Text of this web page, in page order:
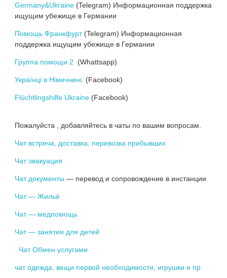
Germany&Ukraine(Telegram) Информационная поддержка
ищущим убежище в Германии
Помощь Франкфурт(Telegram) Информационная
поддержка ищущим убежище в Германии
Группа помощи 2 (Whattsapp)
Українці в Німеччині. (Facebook)
Flüchtlingshilfe Ukraine(Facebook)
Пожалуйста , добавляйтесь в чаты по вашим вопросам.
Чат встреча, доставка, перевозка прибывших
Чат эвакуация
Чат документы — перевод и сопровождение в инстанции
Чат — Жильё
Чат — медпомощь
Чат — занятия для детей
Чат Обмен услугами
чат одежда, вещи первой необходимости, игрушки и пр